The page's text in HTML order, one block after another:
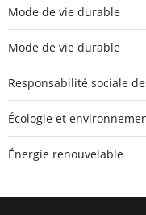
Mode de vie durable
Mode de vie durable
Responsabilité sociale
Écologie et
Énergie renouvelable